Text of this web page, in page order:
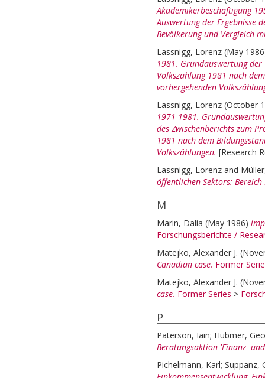
Akademikerbeschäftigung
Auswertung der Ergebnisse
Bevölkerung und Vergleich
Lassnigg, Lorenz (May
1981. Grundauswertung der
Volkszählung 1981 nach
vorhergehenden
Lassnigg, Lorenz (October
1971-1981.
des Zwischenberichts zum
1981 nach dem
Volkszählungen. [Research
Lassnigg, Lorenz and
öffentlichen Sektors: Bereich
M
Marin, Dalia (May 1986)
Forschungsberichte /
Matejko, Alexander J.
Canadian case. Former
Matejko, Alexander J.
case. Former Series >
P
Paterson, Iain; Hubmer,
Beratungsaktion 'Finanz-
Pichelmann, Karl; Suppanz,